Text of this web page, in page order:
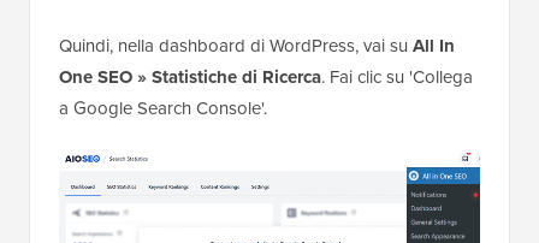
Quindi, nella dashboard di WordPress, vai su All In
One SEO » Statistiche di Ricerca. Fai clic su 'Collega
a Google Search Console'.